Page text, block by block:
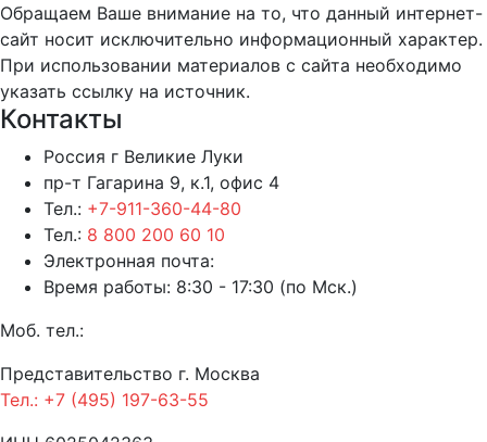
Обращаем Ваше внимание на то, что данный интернет-
сайт носит исключительно информационный характер.
При использовании материалов c сайта необходимо
указать ссылку на источник.
Контакты
Россия г Великие Луки
пр-т Гагарина 9, к.1, офис 4
Тел.: +7-911-360-44-80
Тел.: 8 800 200 60 10
Электронная почта:
Время работы: 8:30 - 17:30 (по Мск.)
Моб. тел.:
Представительство г. Москва
Тел.: +7 (495) 197-63-55